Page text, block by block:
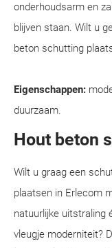
onderhoudsarm en
blijven staan. Wilt u
beton schutting
Eigenschappen:
duurzaam.
Hout beton
Wilt u graag een
plaatsen in Erlecom
natuurlijke uitstraling
vleugje moderniteit?